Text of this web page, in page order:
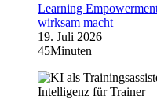
Learning
wirksam macht
19. Juli 2026
45Minuten